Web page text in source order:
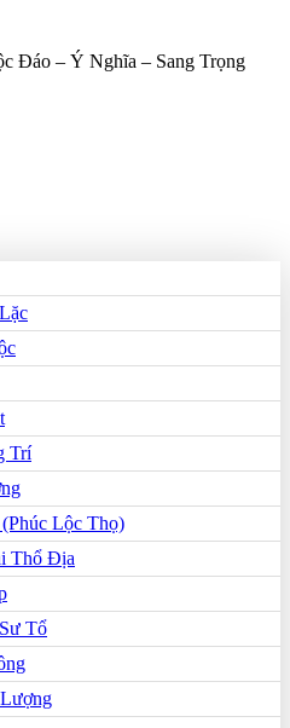
Đáo – Ý Nghĩa – Sang Trọng
Trí
Lộc Thọ)
Thổ Địa
Tổ